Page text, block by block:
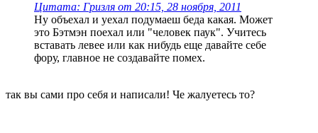
Цитата: Гризля от 20:15, 28 ноября, 2011
Ну объехал и уехал подумаеш беда какая. Может
это Бэтмэн поехал или "человек паук". Учитесь
вставать левее или как нибудь еще давайте себе
фору, главное не создавайте помех.
так вы сами про себя и написали! Че жалуетесь то?